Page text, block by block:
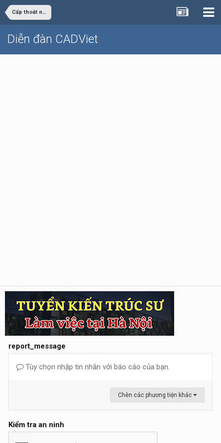
Cấp thoát nước
Diễn đàn CADViet
report_message
Tùy chọn nhập tin nhắn với báo cáo của bạn.
Chèn các phương tiện khác
Kiểm tra an ninh